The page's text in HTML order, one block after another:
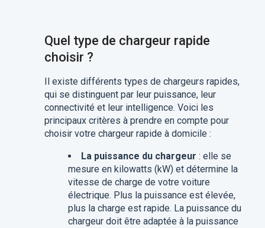
Quel type de chargeur rapide
choisir ?
Il existe différents types de chargeurs rapides,
qui se distinguent par leur puissance, leur
connectivité et leur intelligence. Voici les
principaux critères à prendre en compte pour
choisir votre chargeur rapide à domicile :
La puissance du chargeur : elle se
mesure en kilowatts (kW) et détermine la
vitesse de charge de votre voiture
électrique. Plus la puissance est élevée,
plus la charge est rapide. La puissance du
chargeur doit être adaptée à la puissance